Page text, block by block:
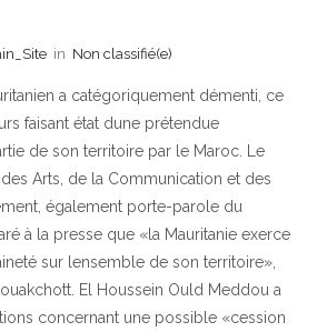
in Non classifié(e)
a catégoriquement démenti, ce
faisant état dune prétendue
de son territoire par le Maroc. Le
Arts, de la Communication et des
également porte-parole du
à la presse que «la Mauritanie exerce
sur lensemble de son territoire»,
El Houssein Ould Meddou a
concernant une possible «cession